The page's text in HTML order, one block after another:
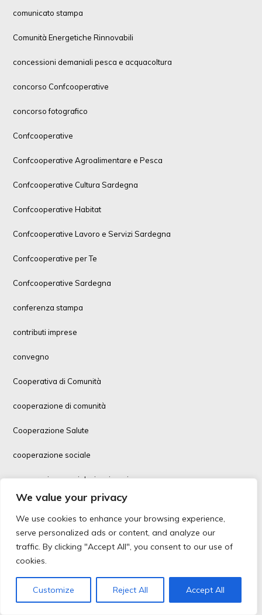
We value your privacy
We use cookies to enhance your browsing experience,
serve personalized ads or content, and analyze our
traffic. By clicking "Accept All", you consent to our use of
cookies.
Customize Reject All Accept All
comunicato stampa
Comunità Energetiche Rinnovabili
concessioni demaniali pesca e acquacoltura
concorso Confcooperative
concorso fotografico
Confcooperative
Confcooperative Agroalimentare e Pesca
Confcooperative Cultura Sardegna
Confcooperative Habitat
Confcooperative Lavoro e Servizi Sardegna
Confcooperative per Te
Confcooperative Sardegna
conferenza stampa
contributi imprese
convegno
Cooperativa di Comunità
cooperazione di comunità
Cooperazione Salute
cooperazione sociale
cooperazione sociale, immigrazione
Coopfin
corsi formazione
Covid-19 vaccino
Credito Cooperativo